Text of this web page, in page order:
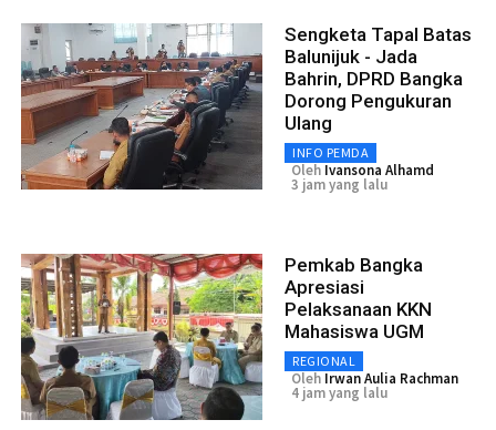
Sengketa Tapal Batas
Balunijuk - Jada
Bahrin, DPRD Bangka
Dorong Pengukuran
Ulang
INFO PEMDA
Oleh Ivansona Alhamd
3 jam yang lalu
Pemkab Bangka
Apresiasi
Pelaksanaan KKN
Mahasiswa UGM
REGIONAL
Oleh Irwan Aulia Rachman
4 jam yang lalu